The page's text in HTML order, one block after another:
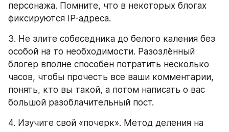
персонажа. Помните, что в некоторых блогах
фиксируются IP-адреса.
3. Не злите собеседника до белого каления без
особой на то необходимости. Разозлённый
блогер вполне способен потратить несколько
часов, чтобы прочесть все ваши комментарии,
понять, кто вы такой, а потом написать о вас
большой разоблачительный пост.
4. Изучите свой «почерк». Метод деления на